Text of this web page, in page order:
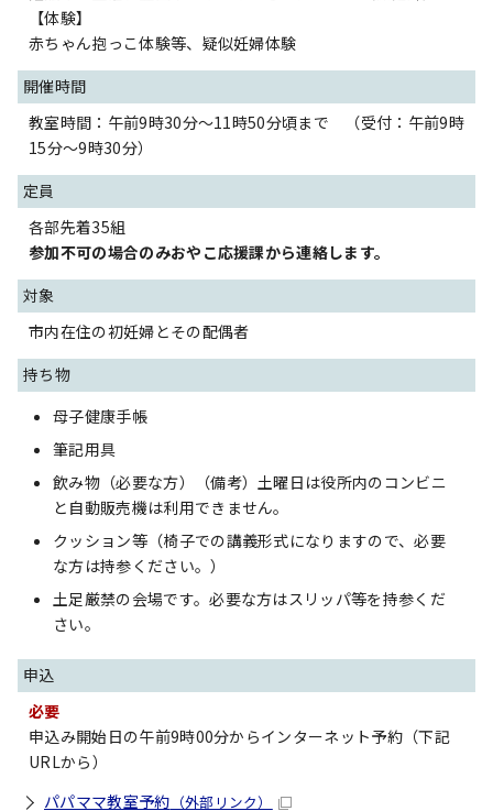
【体験】
赤ちゃん抱っこ体験等、疑似妊婦体験
開催時間
教室時間：午前9時30分～11時50分頃まで （受付：午前9時
15分～9時30分）
定員
各部先着35組
参加不可の場合のみおやこ応援課から連絡します。
対象
市内在住の初妊婦とその配偶者
持ち物
母子健康手帳
筆記用具
飲み物（必要な方）（備考）土曜日は役所内のコンビニ
と自動販売機は利用できません。
クッション等（椅子での講義形式になりますので、必要
な方は持参ください。）
土足厳禁の会場です。必要な方はスリッパ等を持参くだ
さい。
申込
必要
申込み開始日の午前9時00分からインターネット予約（下記
URLから）
パパママ教室予約 （外部リンク）